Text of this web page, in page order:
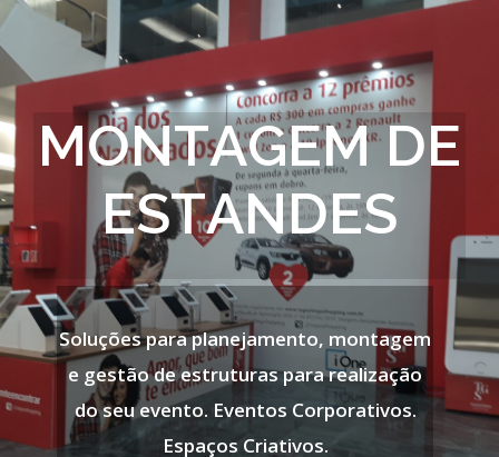
MONTAGEM DE
ESTANDES